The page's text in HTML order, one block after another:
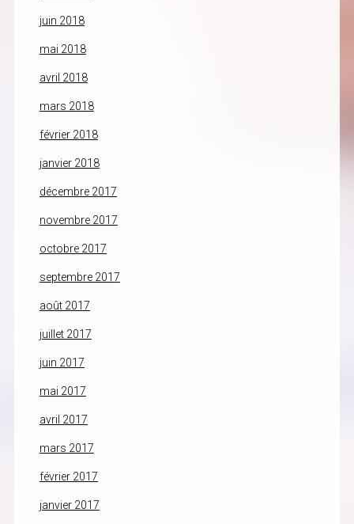
juin 2018
mai 2018
avril 2018
mars 2018
février 2018
janvier 2018
décembre 2017
novembre 2017
octobre 2017
septembre 2017
août 2017
juillet 2017
juin 2017
mai 2017
avril 2017
mars 2017
février 2017
janvier 2017